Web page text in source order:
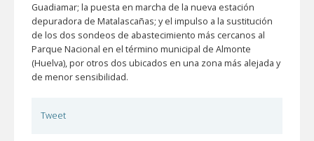
Guadiamar; la puesta en marcha de la nueva estación
depuradora de Matalascañas; y el impulso a la sustitución
de los dos sondeos de abastecimiento más cercanos al
Parque Nacional en el término municipal de Almonte
(Huelva), por otros dos ubicados en una zona más alejada y
de menor sensibilidad.
Tweet